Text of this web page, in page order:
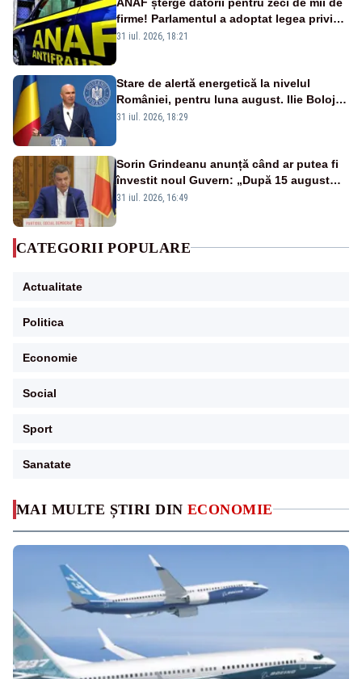
MAI MULTE ȘTIRI DIN ECONOMIE
firme! Parlamentul a adoptat legea privind
amnistia fiscală
31 iul. 2026, 18:21
Stare de alertă energetică la nivelul
României, pentru luna august. Ilie Bolojan
a anunțat importuri și posibile restricții –
31 iul. 2026, 18:29
Sorin Grindeanu anunță când ar putea fi
învestit noul Guvern: „După 15 august
sunt șanse mai mari”
31 iul. 2026, 16:49
CATEGORII POPULARE
Actualitate
Politica
Economie
Social
Sport
Sanatate